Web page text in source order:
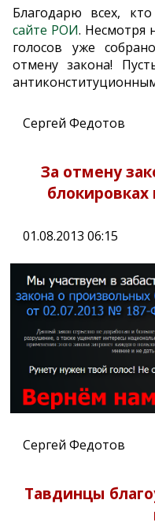
Благодарю всех,
сайте РОИ. Несмотря
голосов уже
отмену закона!
Сергей Федотов
За отмену
блокировках
01.08.2013 06:15
Сергей Федотов
Тавдинцы